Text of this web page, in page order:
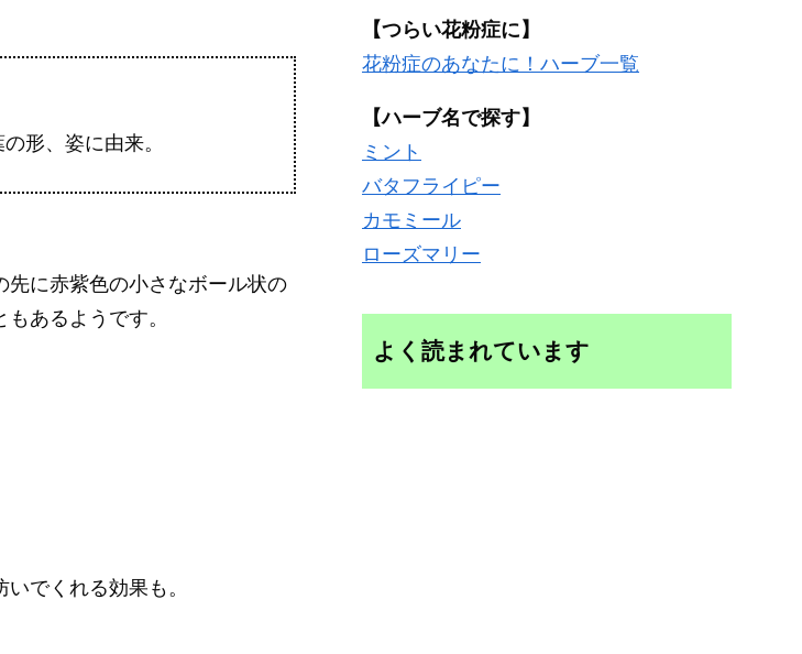
形、姿に由来。
先に赤紫色の小さなボール状の
あるようです。
でくれる効果も。
【つらい花粉症に】
花粉症のあなたに！ハーブ一覧
【ハーブ名で探す】
ミント
バタフライピー
カモミール
ローズマリー
よく読まれています